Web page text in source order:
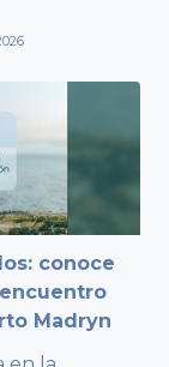
conoce
Madryn